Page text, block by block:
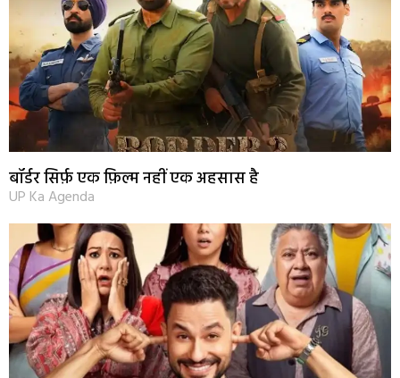
बॉर्डर सिर्फ़ एक फ़िल्म नहीं एक अहसास है
UP Ka Agenda